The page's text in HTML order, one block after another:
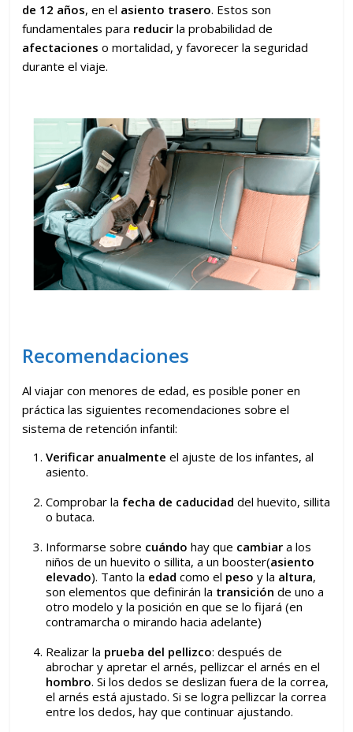
de 12 años, en el asiento trasero. Estos son
fundamentales para reducir la probabilidad de
afectaciones o mortalidad, y favorecer la seguridad
durante el viaje.
Recomendaciones
Al viajar con menores de edad, es posible poner en
práctica las siguientes recomendaciones sobre el
sistema de retención infantil:
Verificar anualmente el ajuste de los infantes, al
asiento.
Comprobar la fecha de caducidad del huevito, sillita
o butaca.
Informarse sobre cuándo hay que cambiar a los
niños de un huevito o sillita, a un booster(asiento
elevado). Tanto la edad como el peso y la altura,
son elementos que definirán la transición de uno a
otro modelo y la posición en que se lo fijará (en
contramarcha o mirando hacia adelante)
Realizar la prueba del pellizco: después de
abrochar y apretar el arnés, pellizcar el arnés en el
hombro. Si los dedos se deslizan fuera de la correa,
el arnés está ajustado. Si se logra pellizcar la correa
entre los dedos, hay que continuar ajustando.